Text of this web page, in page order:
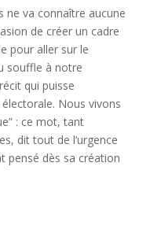
ne va connaître aucune
de créer un cadre
pour aller sur le
souffle à notre
qui puisse
Nous vivons
: ce mot, tant
dit tout de l’urgence
pensé dès sa création